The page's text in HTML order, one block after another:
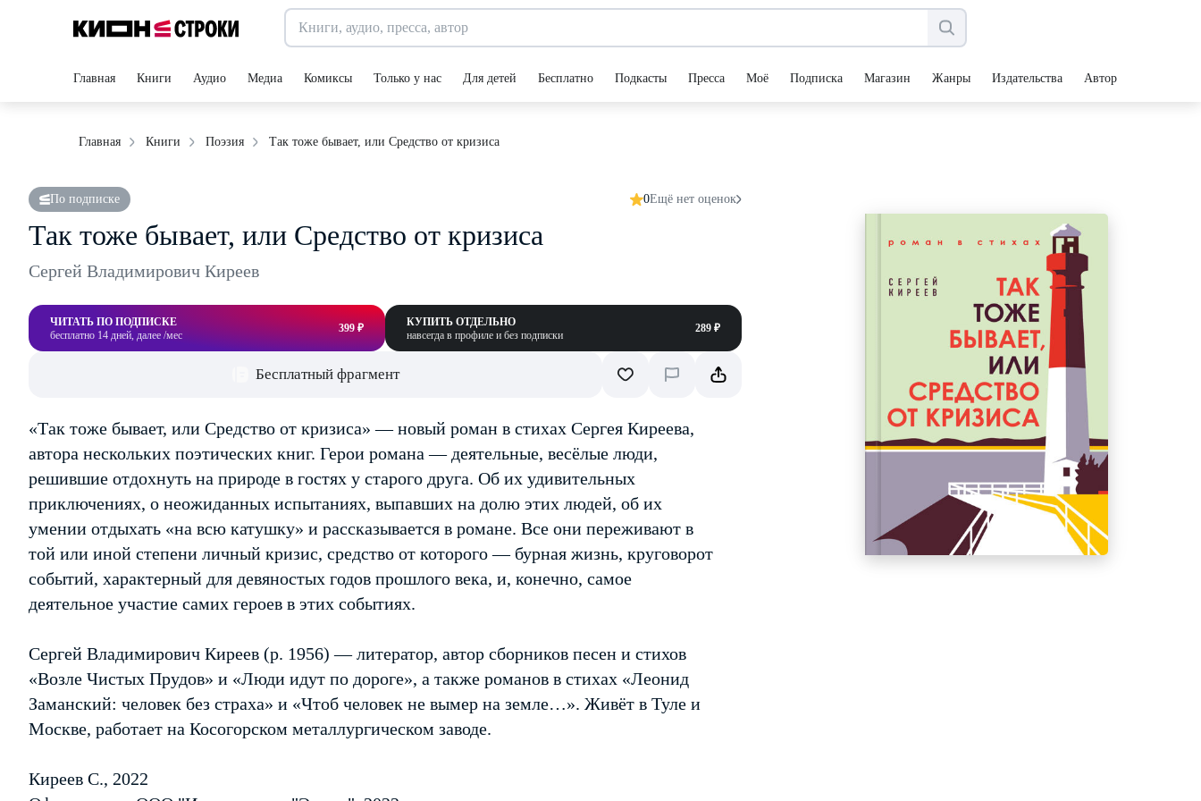
Главная Книги Аудио Медиа Комиксы Только у нас Для детей Бесплатно Подкасты Пресса Моё Подписка Магазин Жанры Издательства Авторы
Главная Книги Поэзия Так тоже бывает, или Средство от кризиса
По подписке 0Ещё нет оценок
Так тоже бывает, или Средство от кризиса
Сергей Владимирович Киреев
ЧИТАТЬ ПО ПОДПИСКЕ
бесплатно 14 дней, далее /мес
399 ₽
КУПИТЬ ОТДЕЛЬНО
навсегда в профиле и без подписки
289 ₽
Бесплатный фрагмент
«Так тоже бывает, или Средство от кризиса» — новый роман в стихах Сергея Киреева,
автора нескольких поэтических книг. Герои романа — деятельные, весёлые люди,
решившие отдохнуть на природе в гостях у старого друга. Об их удивительных
приключениях, о неожиданных испытаниях, выпавших на долю этих людей, об их
умении отдыхать «на всю катушку» и рассказывается в романе. Все они переживают в
той или иной степени личный кризис, средство от которого — бурная жизнь, круговорот
событий, характерный для девяностых годов прошлого века, и, конечно, самое
деятельное участие самих героев в этих событиях.
Сергей Владимирович Киреев (р. 1956) — литератор, автор сборников песен и стихов
«Возле Чистых Прудов» и «Люди идут по дороге», а также романов в стихах «Леонид
Заманский: человек без страха» и «Чтоб человек не вымер на земле…». Живёт в Туле и
Москве, работает на Косогорском металлургическом заводе.
Киреев С., 2022